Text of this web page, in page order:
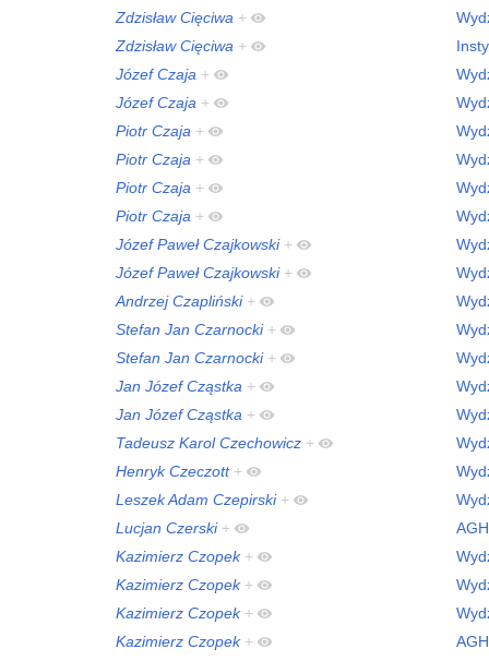
Zdzisław Cięciwa +
Zdzisław Cięciwa +
Józef Czaja +
Józef Czaja +
Piotr Czaja +
Piotr Czaja +
Piotr Czaja +
Piotr Czaja +
Józef Paweł Czajkowski +
Józef Paweł Czajkowski +
Andrzej Czapliński +
Stefan Jan Czarnocki +
Stefan Jan Czarnocki +
Jan Józef Cząstka +
Jan Józef Cząstka +
Tadeusz Karol Czechowicz +
Henryk Czeczott +
Leszek Adam Czepirski +
Lucjan Czerski +
AGH
Kazimierz Czopek +
Kazimierz Czopek +
Kazimierz Czopek +
Kazimierz Czopek +
AGH